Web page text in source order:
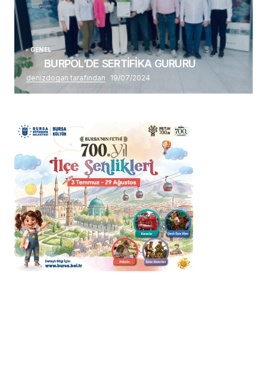
GENEL
BURPOL’DE SERTİFİKA GURURU
denizdogan tarafından 19/07/2024